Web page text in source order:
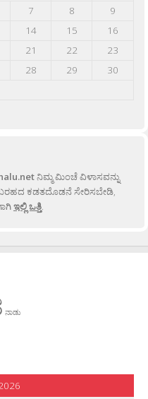
7 8
9
14 15
16
21 22
23
28 29
30
ನಿಮ್ಮ ಮಿಂಚೆ ವಿಳಾಸವನ್ನು
ಬರಹದ ಕಡತದೊಡನೆ ಸೇರಿಸಬೇಡಿ,
ಇಲ್ಲಿ ಒತ್ತಿ.
ನಾಡು